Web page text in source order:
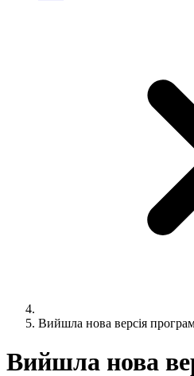
Вийшла нова версія
Вийшла нова